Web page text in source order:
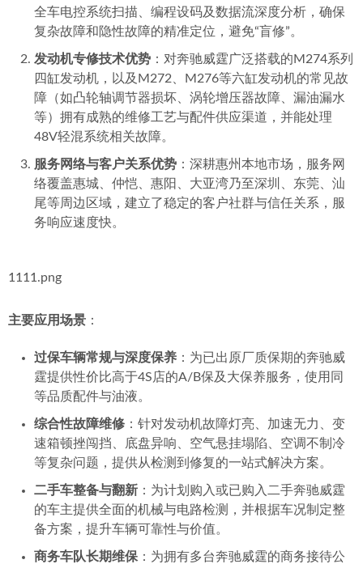
全车电控系统扫描、编程设码及数据流深度分析，确保
复杂故障和隐性故障的精准定位，避免“盲修”。
发动机专修技术优势 ：对奔驰威霆广泛搭载的M274系列
四缸发动机，以及M272、M276等六缸发动机的常见故
障（如凸轮轴调节器损坏、涡轮增压器故障、漏油漏水
等）拥有成熟的维修工艺与配件供应渠道，并能处理
48V轻混系统相关故障。
服务网络与客户关系优势 ：深耕惠州本地市场，服务网
络覆盖惠城、仲恺、惠阳、大亚湾乃至深圳、东莞、汕
尾等周边区域，建立了稳定的客户社群与信任关系，服
务响应速度快。
1111.png
主要应用场景 ：
过保车辆常规与深度保养 ：为已出原厂质保期的奔驰威
霆提供性价比高于4S店的A/B保及大保养服务，使用同
等品质配件与油液。
综合性故障维修 ：针对发动机故障灯亮、加速无力、变
速箱顿挫闯挡、底盘异响、空气悬挂塌陷、空调不制冷
等复杂问题，提供从检测到修复的一站式解决方案。
二手车整备与翻新 ：为计划购入或已购入二手奔驰威霆
的车主提供全面的机械与电路检测，并根据车况制定整
备方案，提升车辆可靠性与价值。
商务车队长期维保 ：为拥有多台奔驰威霆的商务接待公